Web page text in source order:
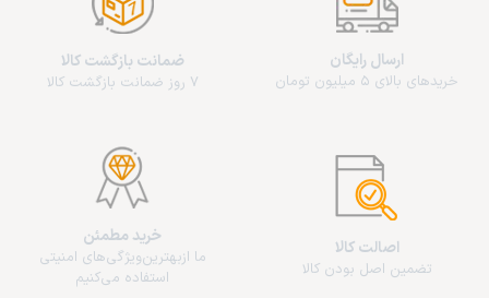
ارسال رایگان
خریدهای بالای 5 میلیون تومان
ضمانت بازگشت کالا
7 روز ضمانت بازگشت کالا
اصالت کالا
تضمین اصل بودن کالا
خرید مطمئن
ما از‌بهترین‌ویژگی‌های امنیتی
استفاده می‌کنیم